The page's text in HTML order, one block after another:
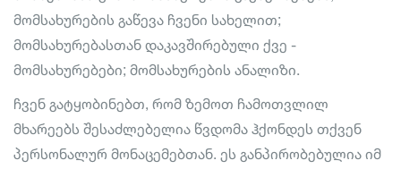
მომსახურების გაწევა ჩვენი სახელით;
მომსახურებასთან დაკავშირებული ქვე -
მომსახურებები; მომსახურების ანალიზი.
ჩვენ გატყობინებთ, რომ ზემოთ ჩამოთვლილ
მხარეებს შესაძლებელია წვდომა ჰქონდეს თქვენ
პერსონალურ მონაცემებთან. ეს განპირობებულია იმ